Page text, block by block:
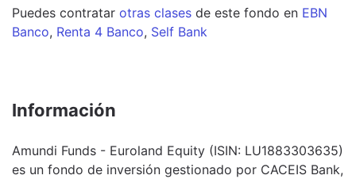
Puedes contratar otras clases de este fondo en EBN
Banco, Renta 4 Banco, Self Bank
Información
Amundi Funds - Euroland Equity (ISIN: LU1883303635)
es un fondo de inversión gestionado por CACEIS Bank,